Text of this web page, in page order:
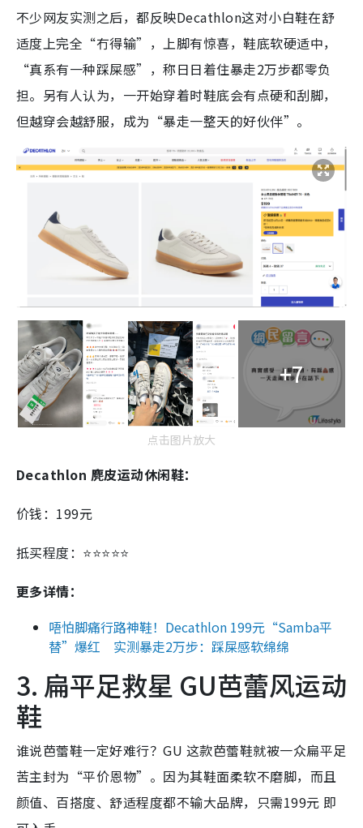
不少网友实测之后，都反映Decathlon这对小白鞋在舒
适度上完全“冇得输”，上脚有惊喜，鞋底软硬适中，
“真系有一种踩屎感”，称日日着住暴走2万步都零负
担。另有人认为，一开始穿着时鞋底会有点硬和刮脚，
但越穿会越舒服，成为“暴走一整天的好伙伴”。
+7
点击图片放大
Decathlon 麂皮运动休闲鞋：
价钱：199元
抵买程度：⭐⭐⭐⭐⭐
更多详情：
唔怕脚痛行路神鞋！Decathlon 199元“Samba平
替”爆红 实测暴走2万步：踩屎感软绵绵
3. 扁平足救星 GU芭蕾风运动
鞋
谁说芭蕾鞋一定好难行？GU 这款芭蕾鞋就被一众扁平足
苦主封为“平价恩物”。因为其鞋面柔软不磨脚，而且
颜值、百搭度、舒适程度都不输大品牌，只需199元 即